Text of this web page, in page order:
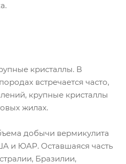
кристаллы. В
встречается часто,
крупные кристаллы
жилах.
добычи вермикулита
и ЮАР. Оставшаяся часть
Бразилии,